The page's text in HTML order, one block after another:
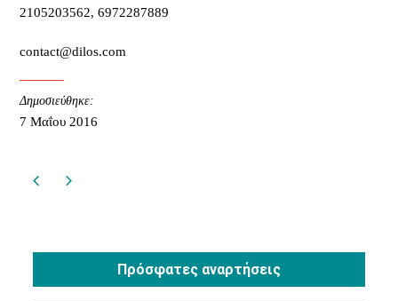
2105203562, 6972287889
contact@dilos.com
Δημοσιεύθηκε:
7 Μαΐου 2016
Πρόσφατες αναρτήσεις